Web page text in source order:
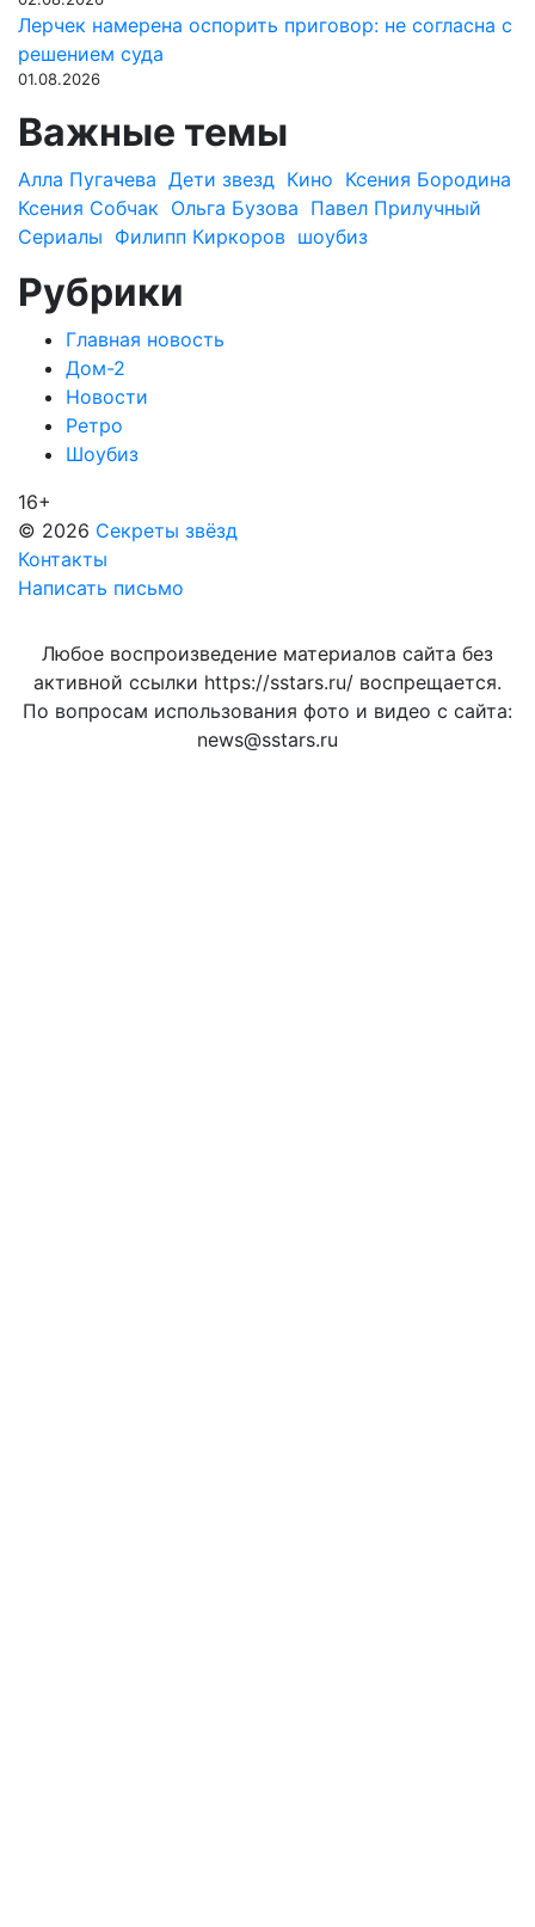
Лерчек намерена оспорить приговор: не согласна с
решением суда
01.08.2026
Важные темы
Алла Пугачева Дети звезд Кино Ксения Бородина
Ксения Собчак Ольга Бузова Павел Прилучный
Сериалы Филипп Киркоров шоубиз
Рубрики
Главная новость
Дом-2
Новости
Ретро
Шоубиз
16+
© 2026 Секреты звёзд
Контакты
Написать письмо
Любое воспроизведение материалов сайта без
активной ссылки https://sstars.ru/ воспрещается.
По вопросам использования фото и видео с сайта:
news@sstars.ru